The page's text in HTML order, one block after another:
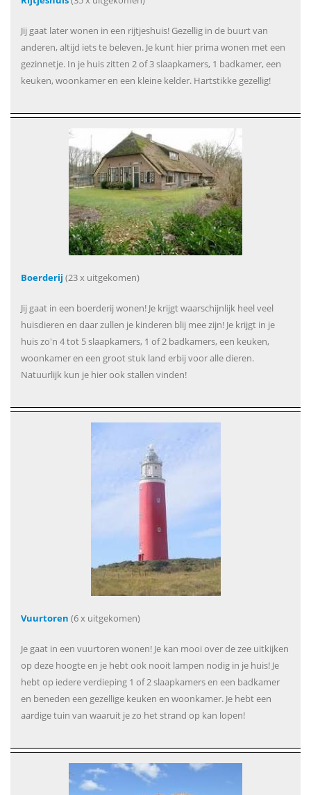
Jij gaat later wonen in een rijtjeshuis! Gezellig in de buurt van
anderen, altijd iets te beleven. Je kunt hier prima wonen met een
gezinnetje. In je huis zitten 2 of 3 slaapkamers, 1 badkamer, een
keuken, woonkamer en een kleine kelder. Hartstikke gezellig!
Boerderij (23 x uitgekomen)
Jij gaat in een boerderij wonen! Je krijgt waarschijnlijk heel veel
huisdieren en daar zullen je kinderen blij mee zijn! Je krijgt in je
huis zo'n 4 tot 5 slaapkamers, 1 of 2 badkamers, een keuken,
woonkamer en een groot stuk land erbij voor alle dieren.
Natuurlijk kun je hier ook stallen vinden!
Vuurtoren (6 x uitgekomen)
Je gaat in een vuurtoren wonen! Je kan mooi over de zee uitkijken
op deze hoogte en je hebt ook nooit lampen nodig in je huis! Je
hebt op iedere verdieping 1 of 2 slaapkamers en een badkamer
en beneden een gezellige keuken en woonkamer. Je hebt een
aardige tuin van waaruit je zo het strand op kan lopen!